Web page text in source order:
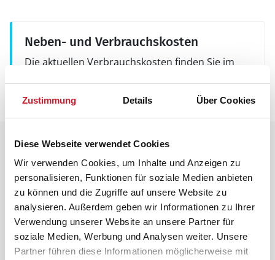
Zustimmung Details Über Cookies
Diese Webseite verwendet Cookies
Wir verwenden Cookies, um Inhalte und Anzeigen zu
personalisieren, Funktionen für soziale Medien anbieten
zu können und die Zugriffe auf unsere Website zu
analysieren. Außerdem geben wir Informationen zu Ihrer
Verwendung unserer Website an unsere Partner für
soziale Medien, Werbung und Analysen weiter. Unsere
Partner führen diese Informationen möglicherweise mit
Neben- und Verbrauchskosten
Die aktuellen Verbrauchskosten finden Sie im
Raumaufteilung